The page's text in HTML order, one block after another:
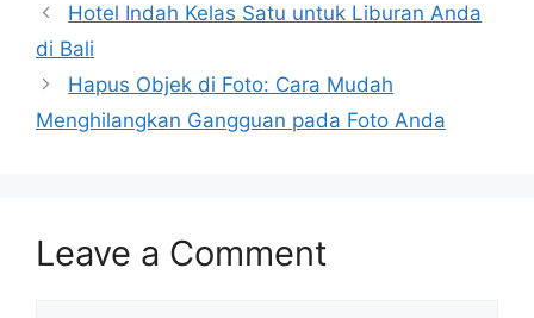
Hotel Indah Kelas Satu untuk Liburan Anda
di Bali
Hapus Objek di Foto: Cara Mudah
Menghilangkan Gangguan pada Foto Anda
Leave a Comment